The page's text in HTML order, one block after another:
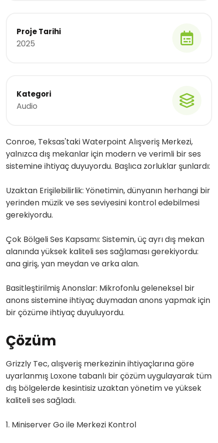
Proje Tarihi
2025
Kategori
Audio
Conroe, Teksas'taki Waterpoint Alışveriş Merkezi,
yalnızca dış mekanlar için modern ve verimli bir ses
sistemine ihtiyaç duyuyordu. Başlıca zorluklar şunlardı:
Uzaktan Erişilebilirlik: Yönetimin, dünyanın herhangi bir
yerinden müzik ve ses seviyesini kontrol edebilmesi
gerekiyordu.
Çok Bölgeli Ses Kapsamı: Sistemin, üç ayrı dış mekan
alanında yüksek kaliteli ses sağlaması gerekiyordu:
ana giriş, yan meydan ve arka alan.
Basitleştirilmiş Anonslar: Mikrofonlu geleneksel bir
anons sistemine ihtiyaç duymadan anons yapmak için
bir çözüme ihtiyaç duyuluyordu.
Çözüm
Grizzly Tec, alışveriş merkezinin ihtiyaçlarına göre
uyarlanmış Loxone tabanlı bir çözüm uygulayarak tüm
dış bölgelerde kesintisiz uzaktan yönetim ve yüksek
kaliteli ses sağladı.
1. Miniserver Go ile Merkezi Kontrol